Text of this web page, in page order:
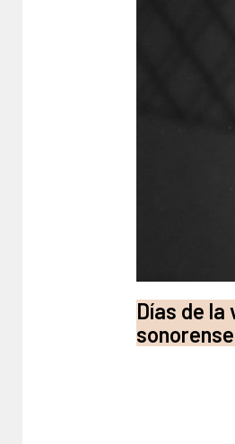
Días de
sonorense